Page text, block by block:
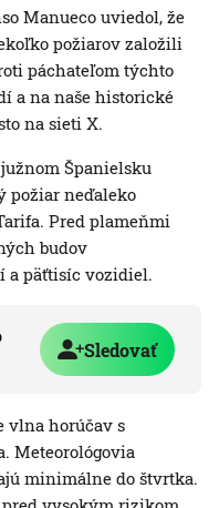
Manueco uviedol, že
požiarov založili
páchateľom týchto
a na naše historické
na sieti X.
Španielsku
požiar neďaleko
Pred plameňmi
budov
a päťtisíc vozidiel.
Sledovať
vlna horúčav s
Meteorológovia
minimálne do štvrtka.